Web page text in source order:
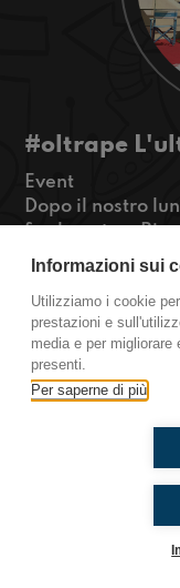
#oltrape
Event
Dopo il nostro
finalmente a
trarremo un po'
dei
#OkkinSu
oltrape
Ti è piaciuto?
Informazioni sui
Utilizziamo i cookie
prestazioni e
media e per
presenti.
Per saperne di più